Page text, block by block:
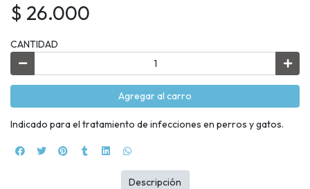
$ 26.000
CANTIDAD
Agregar al carro
Indicado para el tratamiento de infecciones en perros y gatos.
Descripción